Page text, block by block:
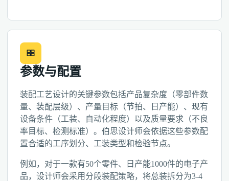
参数与配置
装配工艺设计的关键参数包括产品复杂度（零部件数
量、装配层级）、产量目标（节拍、日产能）、现有
设备条件（工装、自动化程度）以及质量要求（不良
率目标、检测标准）。伯思设计师会依据这些参数配
置合适的工序划分、工装类型和检验节点。
例如，对于一款有50个零件、日产能1000件的电子产
品，设计师会采用分段装配策略，将总装拆分为3-4